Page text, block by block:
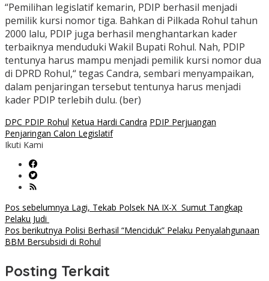
“Pemilihan legislatif kemarin, PDIP berhasil menjadi
pemilik kursi nomor tiga. Bahkan di Pilkada Rohul tahun
2000 lalu, PDIP juga berhasil menghantarkan kader
terbaiknya menduduki Wakil Bupati Rohul. Nah, PDIP
tentunya harus mampu menjadi pemilik kursi nomor dua
di DPRD Rohul,“ tegas Candra, sembari menyampaikan,
dalam penjaringan tersebut tentunya harus menjadi
kader PDIP terlebih dulu. (ber)
DPC PDIP Rohul Ketua Hardi Candra PDIP Perjuangan
Penjaringan Calon Legislatif
Ikuti Kami
Navigasi
pos
Pos sebelumnya Lagi, Tekab Polsek NA IX-X Sumut Tangkap
Pelaku Judi
Pos berikutnya Polisi Berhasil “Menciduk” Pelaku Penyalahgunaan
BBM Bersubsidi di Rohul
Posting Terkait